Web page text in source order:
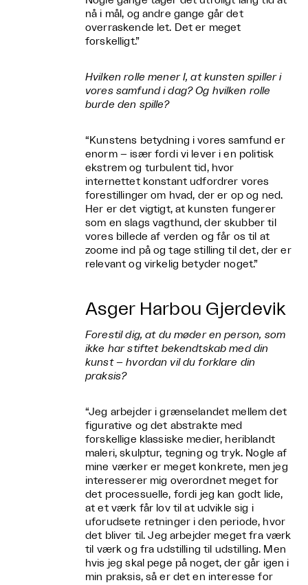
nå i mål, og andre gange går det
overraskende let. Det er meget
forskelligt.”
Hvilken rolle mener I, at kunsten spiller i
vores samfund i dag? Og hvilken rolle
burde den spille?
“Kunstens betydning i vores samfund er
enorm – især fordi vi lever i en politisk
ekstrem og turbulent tid, hvor
internettet konstant udfordrer vores
forestillinger om hvad, der er op og ned.
Her er det vigtigt, at kunsten fungerer
som en slags vagthund, der skubber til
vores billede af verden og får os til at
zoome ind på og tage stilling til det, der er
relevant og virkelig betyder noget.”
Asger Harbou Gjerdevik
Forestil dig, at du møder en person, som
ikke har stiftet bekendtskab med din
kunst – hvordan vil du forklare din
praksis?
“Jeg arbejder i grænselandet mellem det
figurative og det abstrakte med
forskellige klassiske medier, heriblandt
maleri, skulptur, tegning og tryk. Nogle af
mine værker er meget konkrete, men jeg
interesserer mig overordnet meget for
det processuelle, fordi jeg kan godt lide,
at et værk får lov til at udvikle sig i
uforudsete retninger i den periode, hvor
det bliver til. Jeg arbejder meget fra værk
til værk og fra udstilling til udstilling. Men
hvis jeg skal pege på noget, der går igen i
min praksis, så er det en interesse for